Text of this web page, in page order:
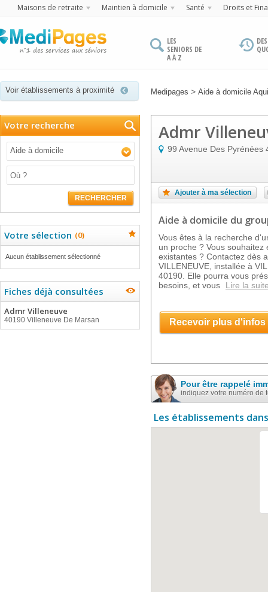
Maisons de retraite Maintien à domicile Santé Droits et
LES
SENIORS DE
A À Z
Voir établissements à proximité Medipages > Aide à domicile
Votre recherche
Aide à domicile
RECHERCHER
Votre sélection (0)
Aucun établissement sélectionné
Fiches déjà consultées
Admr Villeneuve
40190 Villeneuve De Marsan
Admr
99 Avenue Des Pyrénées
Ajouter à ma sélection
Aide à domicile du
Vous êtes à la recherche
un proche ? Vous
existantes ? Contactez dès
VILLENEUVE, installée à
40190. Elle pourra vous
besoins, et vous
Lire la
Recevoir plus d'infos
Pour être rappelé
indiquez votre numéro de
Les établissements